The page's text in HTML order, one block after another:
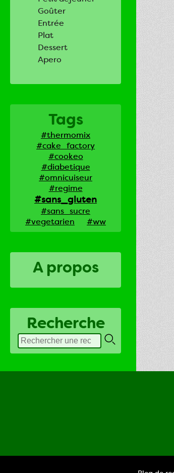
Goûter
Entrée
Plat
Dessert
Apero
Tags
#thermomix
#cake_factory
#cookeo
#diabetique
#omnicuiseur
#regime
#sans_gluten
#sans_sucre
#vegetarien
#ww
A propos
Recherche